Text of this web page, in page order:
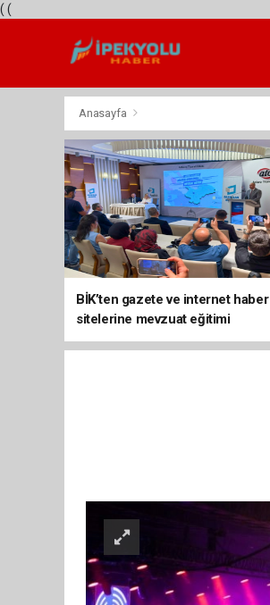
( (
Anasayfa
BİK’ten gazete ve internet haber
sitelerine mevzuat eğitimi